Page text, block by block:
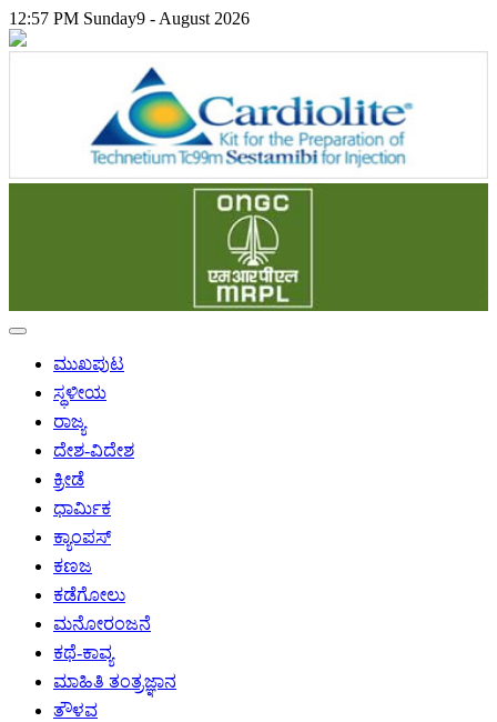
12:57 PM Sunday9 - August 2026
ಮುಖಪುಟ
ಸ್ಥಳೀಯ
ರಾಜ್ಯ
ದೇಶ-ವಿದೇಶ
ಕ್ರೀಡೆ
ಧಾರ್ಮಿಕ
ಕ್ಯಾಂಪಸ್
ಕಣಜ
ಕಡೆಗೋಲು
ಮನೋರಂಜನೆ
ಕಥೆ-ಕಾವ್ಯ
ಮಾಹಿತಿ ತಂತ್ರಜ್ಞಾನ
ತೌಳವ